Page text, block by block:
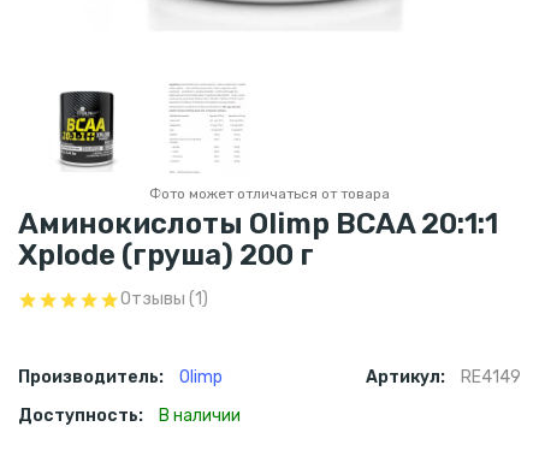
Фото может отличаться от товара
Аминокислоты Olimp BCAA 20:1:1
Xplode (груша) 200 г
Отзывы (1)
Производитель: Olimp Артикул:
RE4149
Доступность:
В наличии